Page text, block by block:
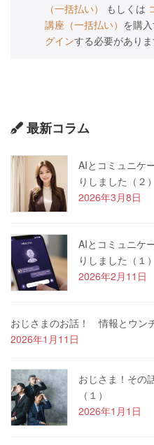
（一括払い）
もしくは
講座（一括払い） を購
グインする必要がありま
最新コラム
AIとコミュニケ
りしました（２）
2026年3月8日
AIとコミュニケ
りしました（１）
2026年2月11日
おじさまのお話！ 情報とウン
2026年1月11日
おじさま！その
（１）
2026年1月1日